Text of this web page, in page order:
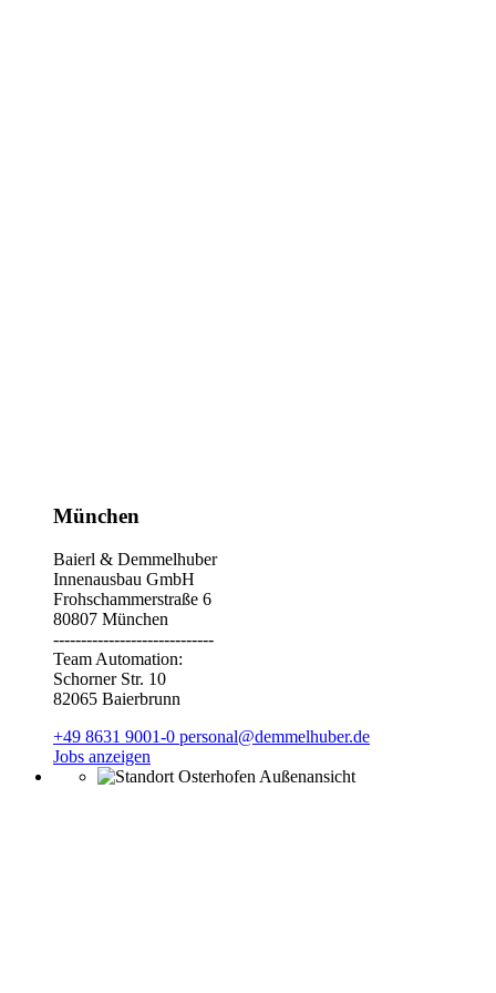
München
Baierl & Demmelhuber
Innenausbau GmbH
Frohschammerstraße 6
80807 München
-----------------------------
Team Automation:
Schorner Str. 10
82065 Baierbrunn
+49 8631 9001-0 personal@demmelhuber.de
Jobs anzeigen